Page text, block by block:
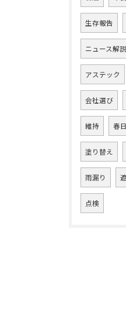
生存報告
ニュース解説
アステック
会社選び
維持 春
塗り替え
雨漏り
点検